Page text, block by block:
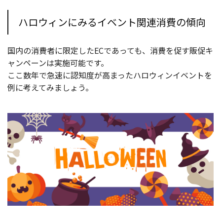
ハロウィンにみるイベント関連消費の傾向
国内の消費者に限定したECであっても、消費を促す販促キ
ャンペーンは実施可能です。
ここ数年で急速に認知度が高まったハロウィンイベントを
例に考えてみましょう。